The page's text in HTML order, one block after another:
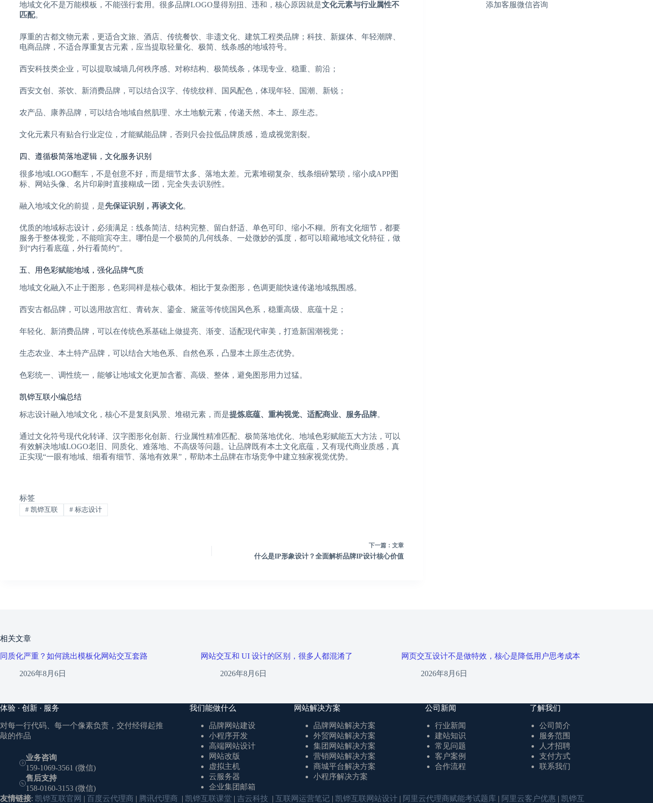
地域文化不是万能模板，不能强行套用。很多品牌LOGO显得别扭、违和，核心原因就是文化元素与行业属性不
匹配。
厚重的古都文物元素，更适合文旅、酒店、传统餐饮、非遗文化、建筑工程类品牌；科技、新媒体、年轻潮牌、
电商品牌，不适合厚重复古元素，应当提取轻量化、极简、线条感的地域符号。
西安科技类企业，可以提取城墙几何秩序感、对称结构、极简线条，体现专业、稳重、前沿；
西安文创、茶饮、新消费品牌，可以结合汉字、传统纹样、国风配色，体现年轻、国潮、新锐；
农产品、康养品牌，可以结合地域自然肌理、水土地貌元素，传递天然、本土、原生态。
文化元素只有贴合行业定位，才能赋能品牌，否则只会拉低品牌质感，造成视觉割裂。
四、遵循极简落地逻辑，文化服务识别
很多地域LOGO翻车，不是创意不好，而是细节太多、落地太差。元素堆砌复杂、线条细碎繁琐，缩小成APP图
标、网站头像、名片印刷时直接糊成一团，完全失去识别性。
融入地域文化的前提，是先保证识别，再谈文化。
优质的地域标志设计，必须满足：线条简洁、结构完整、留白舒适、单色可印、缩小不糊。所有文化细节，都要
服务于整体视觉，不能喧宾夺主。哪怕是一个极简的几何线条、一处微妙的弧度，都可以暗藏地域文化特征，做
到“内行看底蕴，外行看简约”。
五、用色彩赋能地域，强化品牌气质
地域文化融入不止于图形，色彩同样是核心载体。相比于复杂图形，色调更能快速传递地域氛围感。
西安古都品牌，可以选用故宫红、青砖灰、鎏金、黛蓝等传统国风色系，稳重高级、底蕴十足；
年轻化、新消费品牌，可以在传统色系基础上做提亮、渐变、适配现代审美，打造新国潮视觉；
生态农业、本土特产品牌，可以结合大地色系、自然色系，凸显本土原生态优势。
色彩统一、调性统一，能够让地域文化更加含蓄、高级、整体，避免图形用力过猛。
凯铧互联小编总结
标志设计融入地域文化，核心不是复刻风景、堆砌元素，而是提炼底蕴、重构视觉、适配商业、服务品牌。
通过文化符号现代化转译、汉字图形化创新、行业属性精准匹配、极简落地优化、地域色彩赋能五大方法，可以
有效解决地域LOGO老旧、同质化、难落地、不高级等问题。让品牌既有本土文化底蕴，又有现代商业质感，真
正实现“一眼有地域、细看有细节、落地有效果”，帮助本土品牌在市场竞争中建立独家视觉优势。
标签
#凯铧互联 #标志设计
下一篇： 文章
什么是IP形象设计？全面解析品牌IP设计核心价值
添加客服微信咨询
相关文章
同质化严重？如何跳出模板化网站交互套路
2026年8月6日
网站交互和 UI 设计的区别，很多人都混淆了
2026年8月6日
网页交互设计不是做特效，核心是降低用户思考成本
2026年8月6日
体验 · 创新 · 服务
对每一行代码、每一个像素负责，交付经得起推
敲的作品
业务咨询
159-1069-3561 (微信)
售后支持
158-0160-3153 (微信)
我们能做什么
品牌网站建设
小程序开发
高端网站设计
网站改版
虚拟主机
云服务器
企业集团邮箱
网站解决方案
品牌网站解决方案
外贸网站解决方案
集团网站解决方案
营销网站解决方案
商城平台解决方案
小程序解决方案
公司新闻
行业新闻
建站知识
常见问题
客户案例
合作流程
了解我们
公司简介
服务范围
人才招聘
支付方式
联系我们
友情链接: 凯铧互联官网 | 百度云代理商 | 腾讯代理商 | 凯铧互联课堂 | 吉云科技 | 互联网运营笔记 | 凯铧互联网站设计 | 阿里云代理商赋能考试题库 | 阿里云客户优惠 | 凯铧互